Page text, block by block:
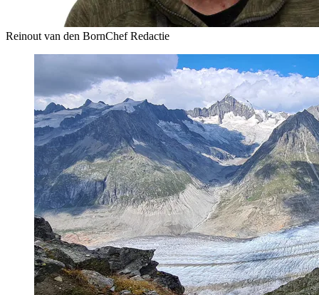
Reinout van den BornChef Redactie